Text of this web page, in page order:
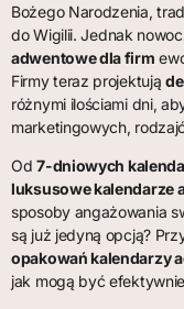
Bożego Narodzenia,
do Wigilii. Jednak
adwentowe dla firm
Firmy teraz projektują
różnymi ilościami dni,
marketingowych,
Od7-dniowych
luksusowe kalendarze
sposoby angażowania
są już jedyną opcją?
opakowań kalendarzy
jak mogą być